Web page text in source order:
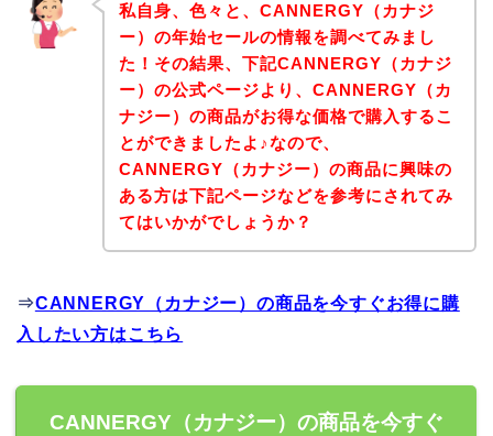
私自身、色々と、CANNERGY（カナジ
ー）の年始セールの情報を調べてみまし
た！その結果、下記CANNERGY（カナジ
ー）の公式ページより、CANNERGY（カ
ナジー）の商品がお得な価格で購入するこ
とができましたよ♪なので、
CANNERGY（カナジー）の商品に興味の
ある方は下記ページなどを参考にされてみ
てはいかがでしょうか？
⇒CANNERGY（カナジー）の商品を今すぐお得に購
入したい方はこちら
CANNERGY（カナジー）の商品を今すぐ